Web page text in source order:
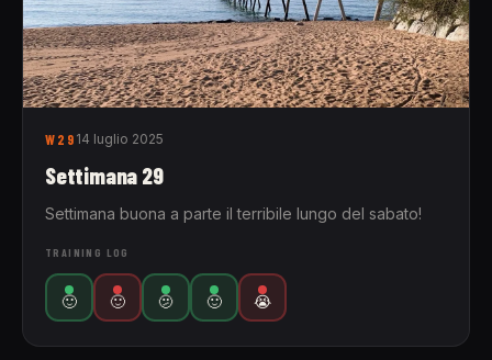
W29 14 luglio 2025
Settimana 29
Settimana buona a parte il terribile lungo del sabato!
TRAINING LOG
🙂 🙂 🫤 🙂 😭